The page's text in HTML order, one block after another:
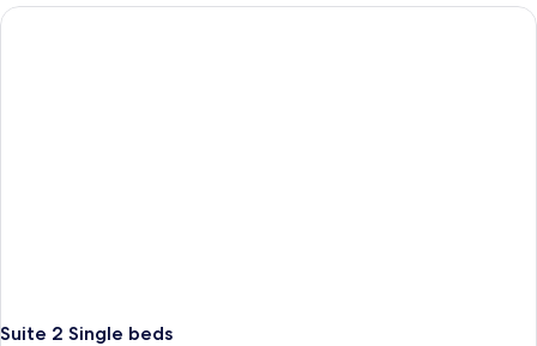
Room
Suite 2 Single beds